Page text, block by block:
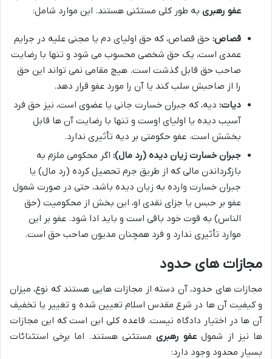
عفو رهبری به طور کلی مستثنی هستند. این موارد شامل:
قصاص: حق قصاص، که حق اولیای دم یا مجنی علیه در جرایم
عمدی است، یک حق شخصی محسوب می شود و تنها با رضایت
صاحب حق قابل گذشت است. هیچ مقامی نمی تواند این حق
را از صاحبش سلب کند یا آن را مورد عفو قرار دهد.
دیات: دیه، که جبران خسارت جانی یا عضوی است، نیز حق فرد
آسیب دیده یا اولیای اوست و تنها با رضایت آن ها قابل
بخشش است. عفو حکومتی بر دیه تأثیری ندارد.
جبران خسارت زیان دیده (رد مال): اگر محکومی ملزم به
بازگرداندن مالی که از طریق جرم تحصیل کرده (رد مال) یا
جبران خسارت وارده به زیان دیده باشد، حتی در صورت شمول
عفو بر حبس یا جزای نقدی او، این بخش از محکومیت (حق
الناس) به قوت خود باقی است و باید ادا شود. عفو بر این
موارد تأثیری ندارد و فرد همچنان مدیون صاحب حق است.
مجازات های حدود
مجازات های حدود، آن دسته از مجازات هایی هستند که نوع، میزان
و کیفیت آن ها در شرع مقدس اسلام تعیین شده و تغییر یا تخفیف
آن ها در اختیار دادگاه نیست. قاعده کلی این است که این مجازات
ها نیز از شمول عفو رهبری مستثنی هستند. اما برخی استثنائات
بسیار محدود وجود دارد: